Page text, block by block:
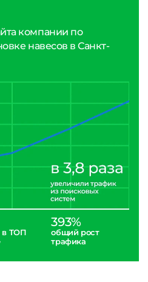
компании по
навесов в Санкт-
в ТОП
393%
общий рост
трафика